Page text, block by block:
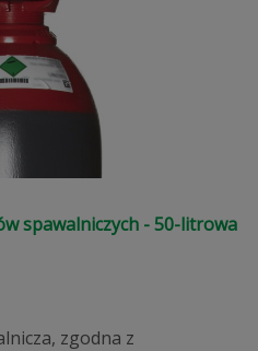
spawalniczych - 50-litrowa
zgodna z